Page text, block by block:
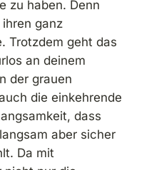
zu haben. Denn
ganz
Trotzdem geht das
an deinem
der grauen
die einkehrende
dass
aber sicher
Da mit